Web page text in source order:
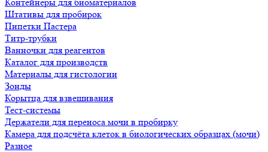
Штативы для пробирок
Пипетки Пастера
Титр-трубки
Ванночки для реагентов
Каталог для производств
Материалы для гистологии
Зонды
Корытца для взвешивания
Тест-системы
Держатели для переноса мочи в пробирку
Камера для подсчёта клеток в биологических образцах (мочи)
Разное